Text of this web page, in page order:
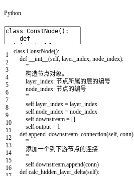
Python
1
2
3
4
5
6
7
8
9
10
11
12
13
14
15
16
class ConstNode():
def
__init__ (self layer_index node_index):
'''
构造节点对象。
layer_index: 节点所属的层的编号
node_index: 节点的编号
'''
self layer_index = layer_index
self node_index = node_index
self downstream = []
self output = 1
def append_downstream_connection(self conn)
'''
添加一个到下游节点的连接
'''
self downstream append(conn)
def calc_hidden_layer_delta(self):